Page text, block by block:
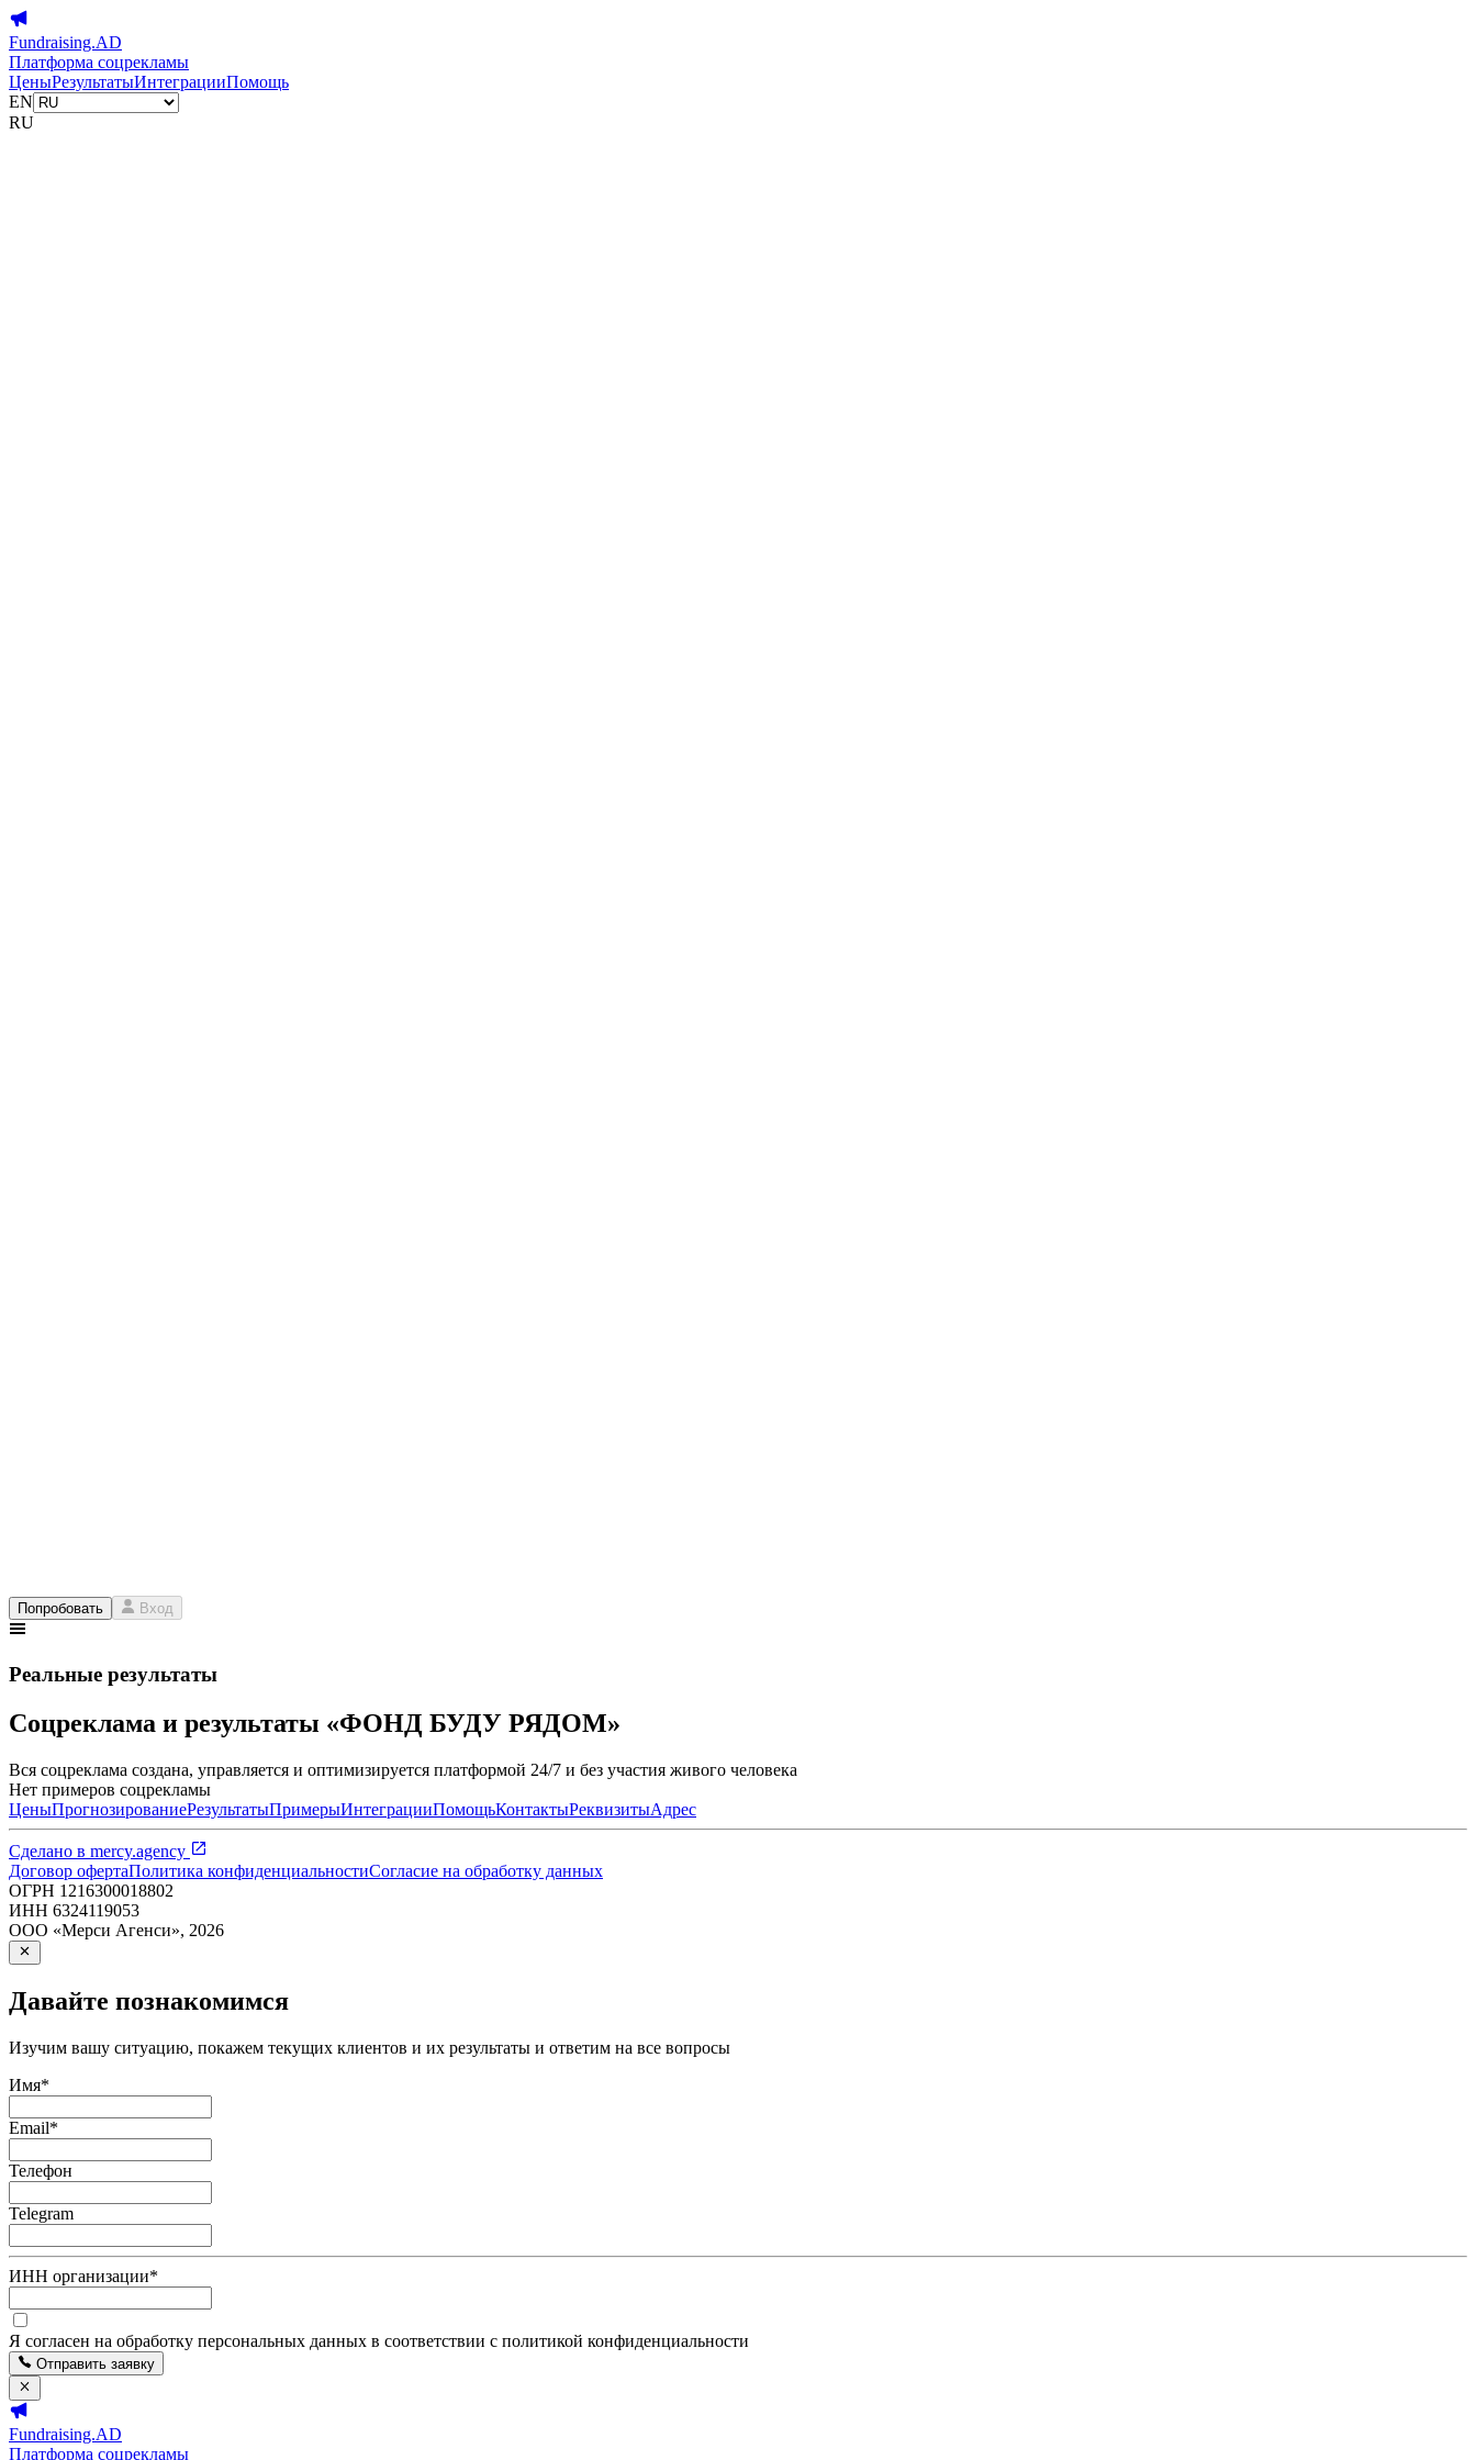
Fundraising.AD
Платформа соцрекламы
ЦеныРезультатыИнтеграцииПомощь
EN
RU
Попробовать Вход
Реальные результаты
Соцреклама и результаты «ФОНД БУДУ РЯДОМ»
Вся соцреклама создана, управляется и оптимизируется платформой 24/7 и без участия живого человека
Нет примеров соцрекламы
ЦеныПрогнозированиеРезультатыПримерыИнтеграцииПомощьКонтактыРеквизитыАдрес
Сделано в mercy.agency
Договор офертаПолитика конфиденциальностиСогласие на обработку данных
ОГРН 1216300018802
ИНН 6324119053
ООО «Мерси Агенси», 2026
Давайте познакомимся
Изучим вашу ситуацию, покажем текущих клиентов и их результаты и ответим на все вопросы
Имя*
Email*
Телефон
Telegram
ИНН организации*
Я согласен на обработку персональных данных в соответствии с политикой конфиденциальности
Отправить заявку
Fundraising.AD
Платформа соцрекламы